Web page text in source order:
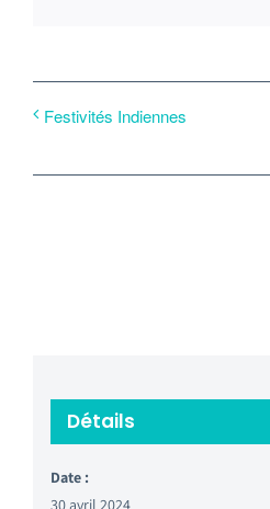
Festivités Indiennes
Détails
Date :
30 avril 2024